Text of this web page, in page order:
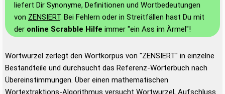
liefert Dir Synonyme, Definitionen und Wortbedeutungen
von ZENSIERT. Bei Fehlern oder in Streitfällen hast Du mit
der online Scrabble Hilfe immer "ein Ass im Ärmel"!
Wortwurzel zerlegt den Wortkorpus von "ZENSIERT" in einzelne
Bestandteile und durchsucht das Referenz-Wörterbuch nach
Übereinstimmungen. Über einen mathematischen
Wortextraktions-Algorithmus versucht Wortwurzel, Aufschluss